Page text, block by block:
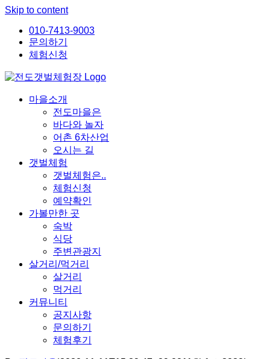
Skip to content
010-7413-9003
문의하기
체험신청
마을소개
전도마을은
바다와 놀자
어촌 6차산업
오시는 길
갯벌체험
갯벌체험은..
체험신청
예약확인
가볼만한 곳
숙박
식당
주변관광지
살거리/먹거리
살거리
먹거리
커뮤니티
공지사항
문의하기
체험후기